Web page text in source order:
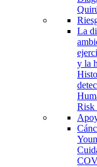
La
y la
Risk